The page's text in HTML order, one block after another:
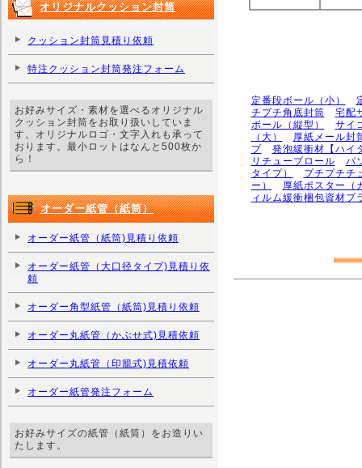
定番段ボール（小）
チプチ角底封筒
宅配
ボール（縦型）
サイ
（大）
厚紙メール封
プ
発泡緩衝材【ハイ
リチューブロール
パ
タイプ）
プチプチチ
ー）
厚紙ポスター（
ィルム緩衝梱包資材プ
オリジナルクッション封筒
クッション封筒見積り依頼
特注クッション封筒発注フォーム
お好みサイズ・素材を選べるオリジナル
クッション封筒をお取り扱いしていま
す。オリジナルロゴ・文字入れも承って
おります。最小ロットはなんと500枚か
ら！
オーダー紙管（紙筒）
オーダー紙管（紙筒)見積り依頼
オーダー紙管（大口径タイプ)見積り依
頼
オーダー角型紙管（紙筒)見積り依頼
オーダー丸紙管（かぶせ式)見積依頼
オーダー丸紙管（印籠式)見積依頼
オーダー紙管発注フォーム
お好みサイズの紙管（紙筒）をお造りい
たします。